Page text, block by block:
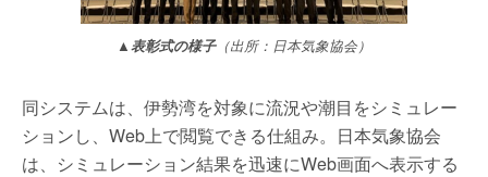
▲表彰式の様子（出所：日本気象協会）
同システムは、伊勢湾を対象に流況や潮目をシミュレー
ションし、Web上で閲覧できる仕組み。日本気象協会
は、シミュレーション結果を迅速にWeb画面へ表示する